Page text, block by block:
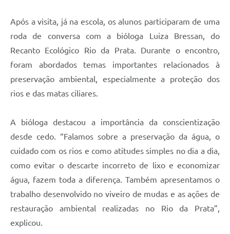
Após a visita, já na escola, os alunos participaram de uma
roda de conversa com a bióloga Luiza Bressan, do
Recanto Ecológico Rio da Prata. Durante o encontro,
foram abordados temas importantes relacionados à
preservação ambiental, especialmente a proteção dos
rios e das matas ciliares.
A bióloga destacou a importância da conscientização
desde cedo. “Falamos sobre a preservação da água, o
cuidado com os rios e como atitudes simples no dia a dia,
como evitar o descarte incorreto de lixo e economizar
água, fazem toda a diferença. Também apresentamos o
trabalho desenvolvido no viveiro de mudas e as ações de
restauração ambiental realizadas no Rio da Prata”,
explicou.